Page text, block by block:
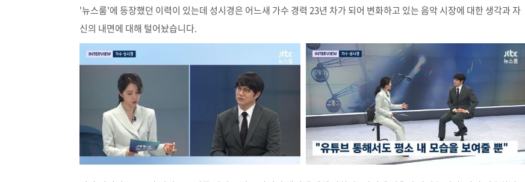
'뉴스룸'에 등장했던 이력이 있는데 성시경은 어느새 가수 경력 23년 차가 되어 변화하고 있는 음악 시장에 대한 생각과 자
신의 내면에 대해 털어놨습니다.